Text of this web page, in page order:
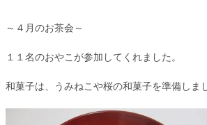
～４月のお茶会～
１１名のおやこが参加してくれました。
和菓子は、うみねこや桜の和菓子を準備しま